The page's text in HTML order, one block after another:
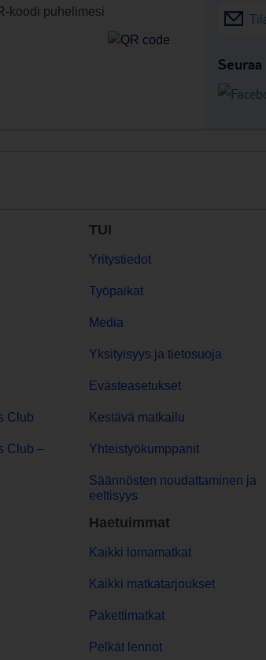
koodi puhelimesi
Club
Club –
TUI
Yritystiedot
Työpaikat
Media
Yksityisyys ja tietosuoja
Evästeasetukset
Kestävä matkailu
Yhteistyökumppanit
Säännösten noudattaminen ja
eettisyys
Haetuimmat
Kaikki lomamatkat
Kaikki matkatarjoukset
Pakettimatkat
Pelkät lennot